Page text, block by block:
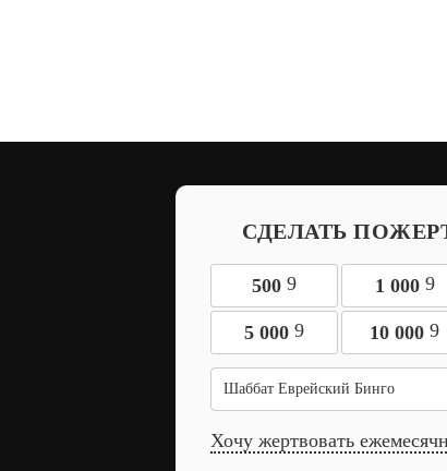
СДЕЛАТЬ
500 9 1 000 9
5 000 9 10 0009
Шаббат Еврейский Бинго
Хочу жертвовать